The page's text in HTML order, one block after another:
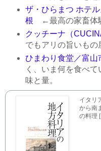
ザ・ひらまつ ホテ
根 ←最高の家畜体
クッチーナ（
でもアリの旨いもの
ひまわり食堂／富山
く、いま何を食べ
味と量。
イタリ
から南
の料理